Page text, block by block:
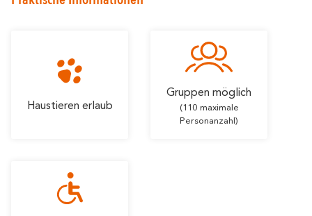
Haustieren erlaub
Gruppen möglich
(110 maximale
Personanzahl)